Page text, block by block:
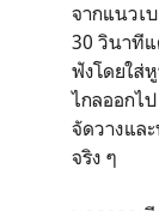
จากแนวเ
30 วินาที
ฟังโดยใส่
ไกลออกไ
จัดวางแล
จริง ๆ